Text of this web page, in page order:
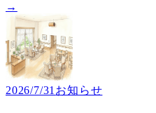
→
2026/7/31お知らせ